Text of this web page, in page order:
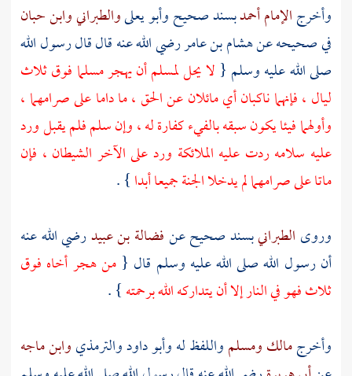
وأخرجالإمام أحمدبسند صحيحوأبو يعلىوالطبرانيوابن حبان
في صحيحه عنهشام بن عامررضي الله عنه قال قال رسول الله
صلى الله عليه وسلم { لا يحل لمسلم أن يهجر مسلما فوق ثلاث
ليال ، فإنهما ناكبان أي مائلان عن الحق ، ما داما على صرامهما ،
وأولهما فيئا يكون سبقه بالفيء كفارة له ، وإن سلم فلم يقبل ورد
عليه سلامه ردت عليه الملائكة ورد على الآخر الشيطان ، فإن
ماتا على صرامهما لم يدخلا الجنة جميعا أبدا} .
وروى الطبرانيبسند صحيح عنفضالة بن عبيدرضي الله عنه
أن رسول الله صلى الله عليه وسلم قال {من هجر أخاه فوق
ثلاث فهو في النار إلا أن يتداركه الله برحمته} .
وأخرجمالكومسلمواللفظ لهوأبو داودوالترمذيوابن ماجه